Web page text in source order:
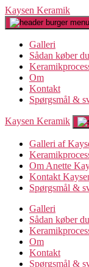
Spring
til
indholdet
Kaysen Keramik
Galleri
Sådan køber
Om
Kontakt
Spørgsmål &
Kaysen Keramik
Galleri af
Om Anette
Kontakt
Spørgsmål &
Galleri
Sådan køber
Om
Kontakt
Spørgsmål &